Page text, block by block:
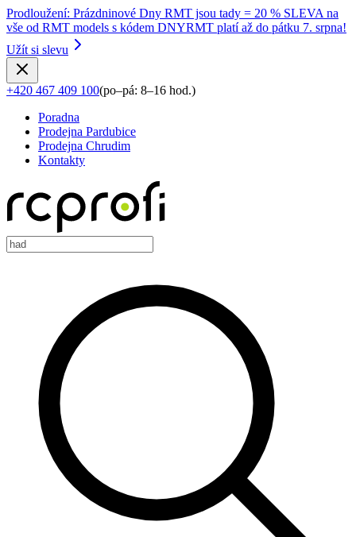
Prodloužení: Prázdninové Dny RMT jsou tady = 20 % SLEVA na
vše od RMT models s kódem DNYRMT platí až do pátku 7. srpna!
Užít si slevu
+420 467 409 100(po–pá: 8–16 hod.)
Poradna
Prodejna Pardubice
Prodejna Chrudim
Kontakty